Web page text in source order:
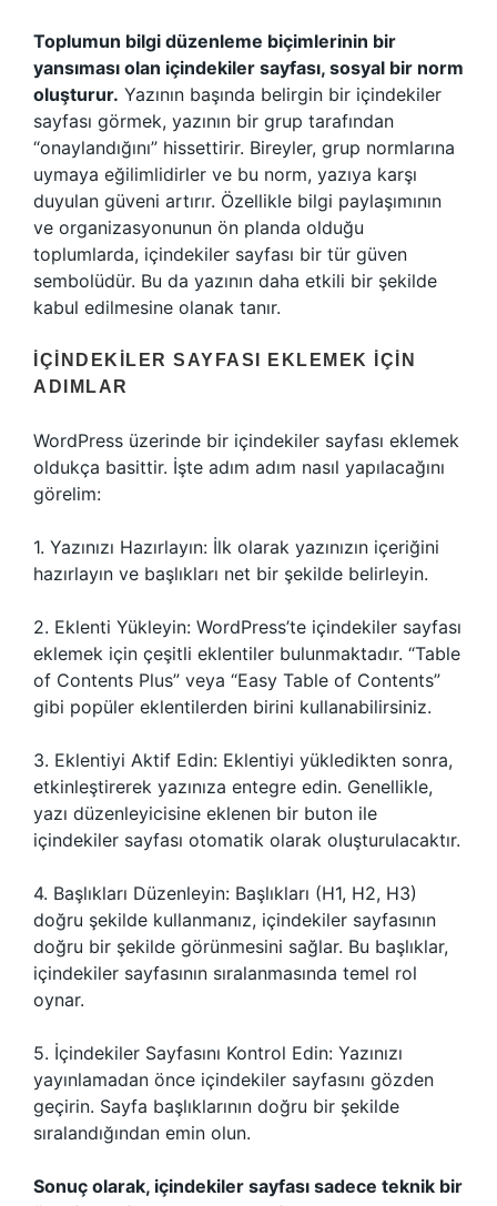
Toplumun bilgi düzenleme biçimlerinin bir
yansıması olan içindekiler sayfası, sosyal bir norm
oluşturur. Yazının başında belirgin bir içindekiler
sayfası görmek, yazının bir grup tarafından
“onaylandığını” hissettirir. Bireyler, grup normlarına
uymaya eğilimlidirler ve bu norm, yazıya karşı
duyulan güveni artırır. Özellikle bilgi paylaşımının
ve organizasyonunun ön planda olduğu
toplumlarda, içindekiler sayfası bir tür güven
sembolüdür. Bu da yazının daha etkili bir şekilde
kabul edilmesine olanak tanır.
İÇINDEKILER SAYFASI EKLEMEK İÇIN
ADIMLAR
WordPress üzerinde bir içindekiler sayfası eklemek
oldukça basittir. İşte adım adım nasıl yapılacağını
görelim:
1. Yazınızı Hazırlayın: İlk olarak yazınızın içeriğini
hazırlayın ve başlıkları net bir şekilde belirleyin.
2. Eklenti Yükleyin: WordPress’te içindekiler sayfası
eklemek için çeşitli eklentiler bulunmaktadır. “Table
of Contents Plus” veya “Easy Table of Contents”
gibi popüler eklentilerden birini kullanabilirsiniz.
3. Eklentiyi Aktif Edin: Eklentiyi yükledikten sonra,
etkinleştirerek yazınıza entegre edin. Genellikle,
yazı düzenleyicisine eklenen bir buton ile
içindekiler sayfası otomatik olarak oluşturulacaktır.
4. Başlıkları Düzenleyin: Başlıkları (H1, H2, H3)
doğru şekilde kullanmanız, içindekiler sayfasının
doğru bir şekilde görünmesini sağlar. Bu başlıklar,
içindekiler sayfasının sıralanmasında temel rol
oynar.
5. İçindekiler Sayfasını Kontrol Edin: Yazınızı
yayınlamadan önce içindekiler sayfasını gözden
geçirin. Sayfa başlıklarının doğru bir şekilde
sıralandığından emin olun.
Sonuç olarak, içindekiler sayfası sadece teknik bir